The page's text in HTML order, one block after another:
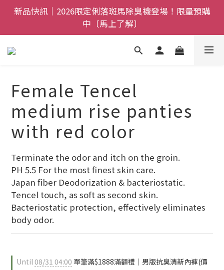
全館$800免運｜任搭８折起｜滿額再送新品-悠哉斑馬
襪〔立即了解〕
新品快訊｜2026限定俐落斑馬除臭襪登場！限量預購
中〔馬上了解〕
父親節禮盒登場｜把舒適送進爸爸的每一天，日夜呵護
一次備好〔馬上了解〕
全館$800免運｜任搭８折起｜滿額再送新品-悠哉斑馬
襪〔立即了解〕
Female Tencel
medium rise panties
with red color
Terminate the odor and itch on the groin.
PH 5.5 For the most finest skin care.
Japan fiber Deodorization & bacteriostatic.
Tencel touch, as soft as second skin.
Bacteriostatic protection, effectively eliminates
body odor.
Until08/31 04:00 單筆滿$1888滿額禮｜男版抗臭清新內褲(價